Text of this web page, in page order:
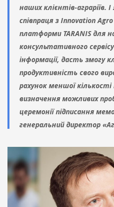
наших клієнтів-аграріїв.
співпраця з Innovation
платформи TARANIS для
консультативного
інформації, дасть змогу
продуктивність свого
рахунок меншої кількості
визначення можливих
церемонії підписання
генеральний директор